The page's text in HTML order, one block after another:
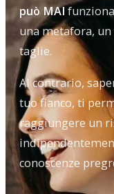
può MAI
una metafora,
taglie.
Al contrario,
tuo fianco, ti
raggiungere un
conoscenze